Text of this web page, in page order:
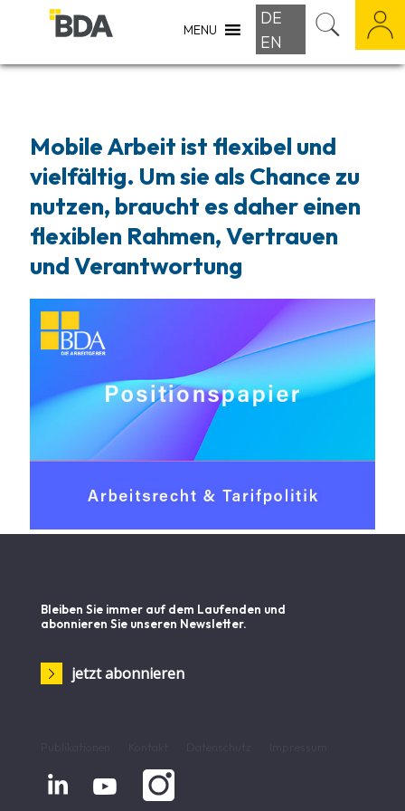
MENU
DE
EN
Mobile Arbeit ist flexibel und
vielfältig. Um sie als Chance zu
nutzen, braucht es daher einen
flexiblen Rahmen, Vertrauen
und Verantwortung
Bleiben Sie immer auf dem Laufenden und
abonnieren Sie unseren Newsletter.
jetzt abonnieren
 